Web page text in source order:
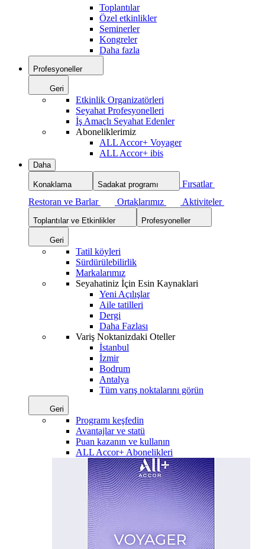
Toplantılar
Özel etkinlikler
Seminerler
Kongreler
Daha fazla
Profesyoneller
Geri
Etkinlik Organizatörleri
Seyahat Profesyonelleri
İş Amaçlı Seyahat Edenler
Aboneliklerimiz
ALL Accor+ Voyager
ALL Accor+ ibis
Daha
Konaklama Sadakat programı
Fırsatlar
Restoran ve Barlar
Ortaklarımız Aktiviteler
Toplantılar ve Etkinlikler Profesyoneller
Geri
Tatil köyleri
Sürdürülebilirlik
Markalarımız
Seyahatiniz İçin Esin Kaynaklari
Yeni Açılışlar
Aile tatilleri
Dergi
Daha Fazlası
Variş Noktanizdaki Oteller
İstanbul
İzmir
Bodrum
Antalya
Tüm varış noktalarını görün
Geri
Programı keşfedin
Avantajlar ve statü
Puan kazanın ve kullanın
ALL Accor+ Abonelikleri